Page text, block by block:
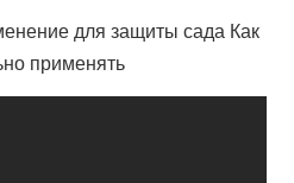
для защиты сада Как
применять